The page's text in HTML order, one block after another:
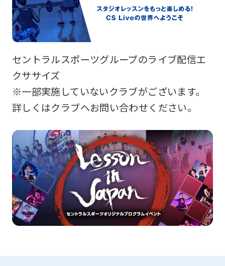
セントラルスポーツグループのライブ配信エ
クササイズ
※一部実施していないクラブがございます。
詳しくはクラブへお問い合わせください。